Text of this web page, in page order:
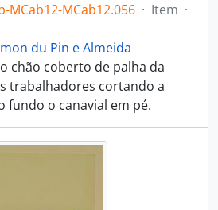
MCab12-MCab12.056 · Item ·
du Pin e Almeida
chão coberto de palha da
trabalhadores cortando a
fundo o canavial em pé.